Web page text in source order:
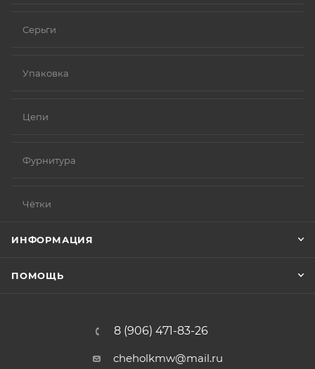
Серьги
Упаковка
Цепи
Фурнитура
Чётки
ИНФОРМАЦИЯ
ПОМОЩЬ
8 (906) 471-83-26
cheholkmw@mail.ru